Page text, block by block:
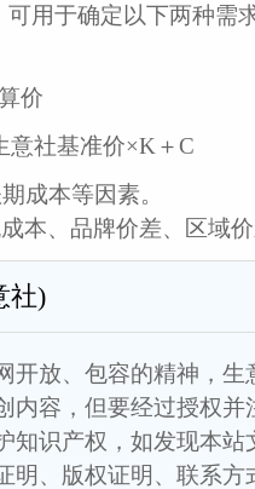
用于确定以下两种需
价
意社基准价×K＋C
成本等因素。
本、品牌价差、区域
)
开放、包容的精神，
内容，但要经过授权并
知识产权，如发现本
明、版权证明、联系方